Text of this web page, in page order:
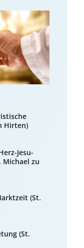
Hirten)
Jesu-
Michael zu
(St.
(St.